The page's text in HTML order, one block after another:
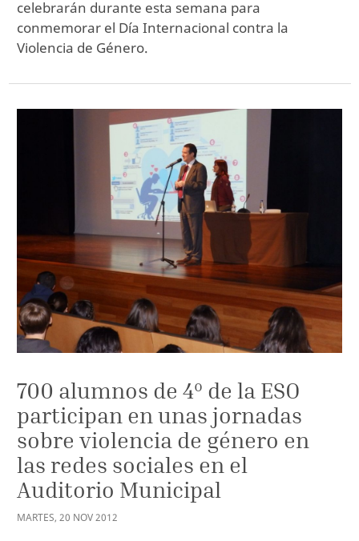
celebrarán durante esta semana para
conmemorar el Día Internacional contra la
Violencia de Género.
700 alumnos de 4º de la ESO
participan en unas jornadas
sobre violencia de género en
las redes sociales en el
Auditorio Municipal
MARTES, 20 NOV2012